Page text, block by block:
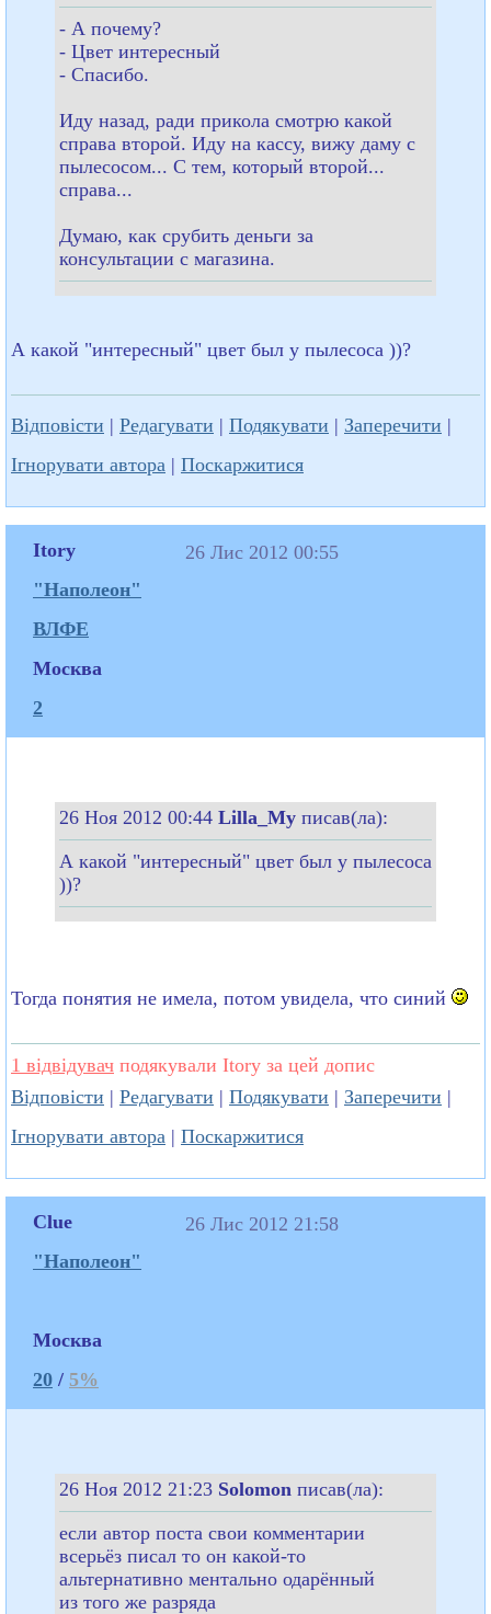
- А почему?
- Цвет интересный
- Спасибо.
Иду назад, ради прикола смотрю какой
справа второй. Иду на кассу, вижу даму с
пылесосом... С тем, который второй...
справа...
Думаю, как срубить деньги за
консультации с магазина.
А какой "интересный" цвет был у пылесоса ))?
Відповісти | Редагувати | Подякувати | Заперечити |
Ігнорувати автора | Поскаржитися
Itory
"Наполеон"
ВЛФЕ
Москва
2
26 Лис 2012 00:55
26 Ноя 2012 00:44 Lilla_My писав(ла):
А какой "интересный" цвет был у пылесоса
))?
Тогда понятия не имела, потом увидела, что синий
1 відвідувач подякували Itory за цей допис
Відповісти | Редагувати | Подякувати | Заперечити |
Ігнорувати автора | Поскаржитися
Clue
"Наполеон"
Москва
20 / 5%
26 Лис 2012 21:58
26 Ноя 2012 21:23 Solomon писав(ла):
если автор поста свои комментарии
всерьёз писал то он какой-то
альтернативно ментально одарённый
из того же разряда